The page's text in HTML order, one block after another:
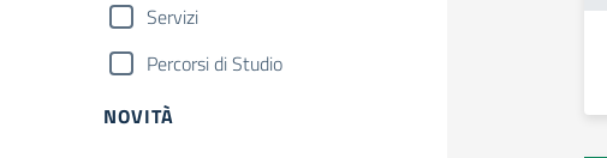
Servizi
Percorsi di Studio
NOVITÀ